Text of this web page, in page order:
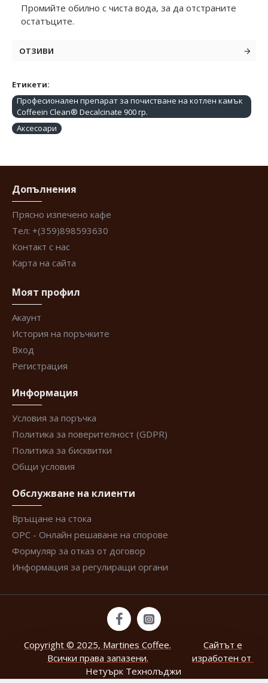
Промийте обилно с чиста вода, за да отстраните
остатъците.
ОТЗИВИ
Етикети:
Професионален препарат за почистване на котлен камък
Coffeein Clean® Decalcinate 900 гр.
Аксесоари
Допълнения
Прясно изпечено кафе
Тел: +(359)898593630
Контакт с нас
Карта на сайта
Моят профил
Акаунт
История на поръчките
Вход
Регистрация
Информация
Условия за поръчка
Политика за поверителност (GDPR)
Политика за бисквитки
Общи условия
Обслужване на клиенти
Връщане на стока
ОРС - Онлайн решаване на спорове
Формуляр за отказ от договор
Информация за регулиращи органи
Copyright © 2025, Martines Coffee.
Всички права запазени.
Сайтът е
изработен от
Нетуърк Технолъджи.